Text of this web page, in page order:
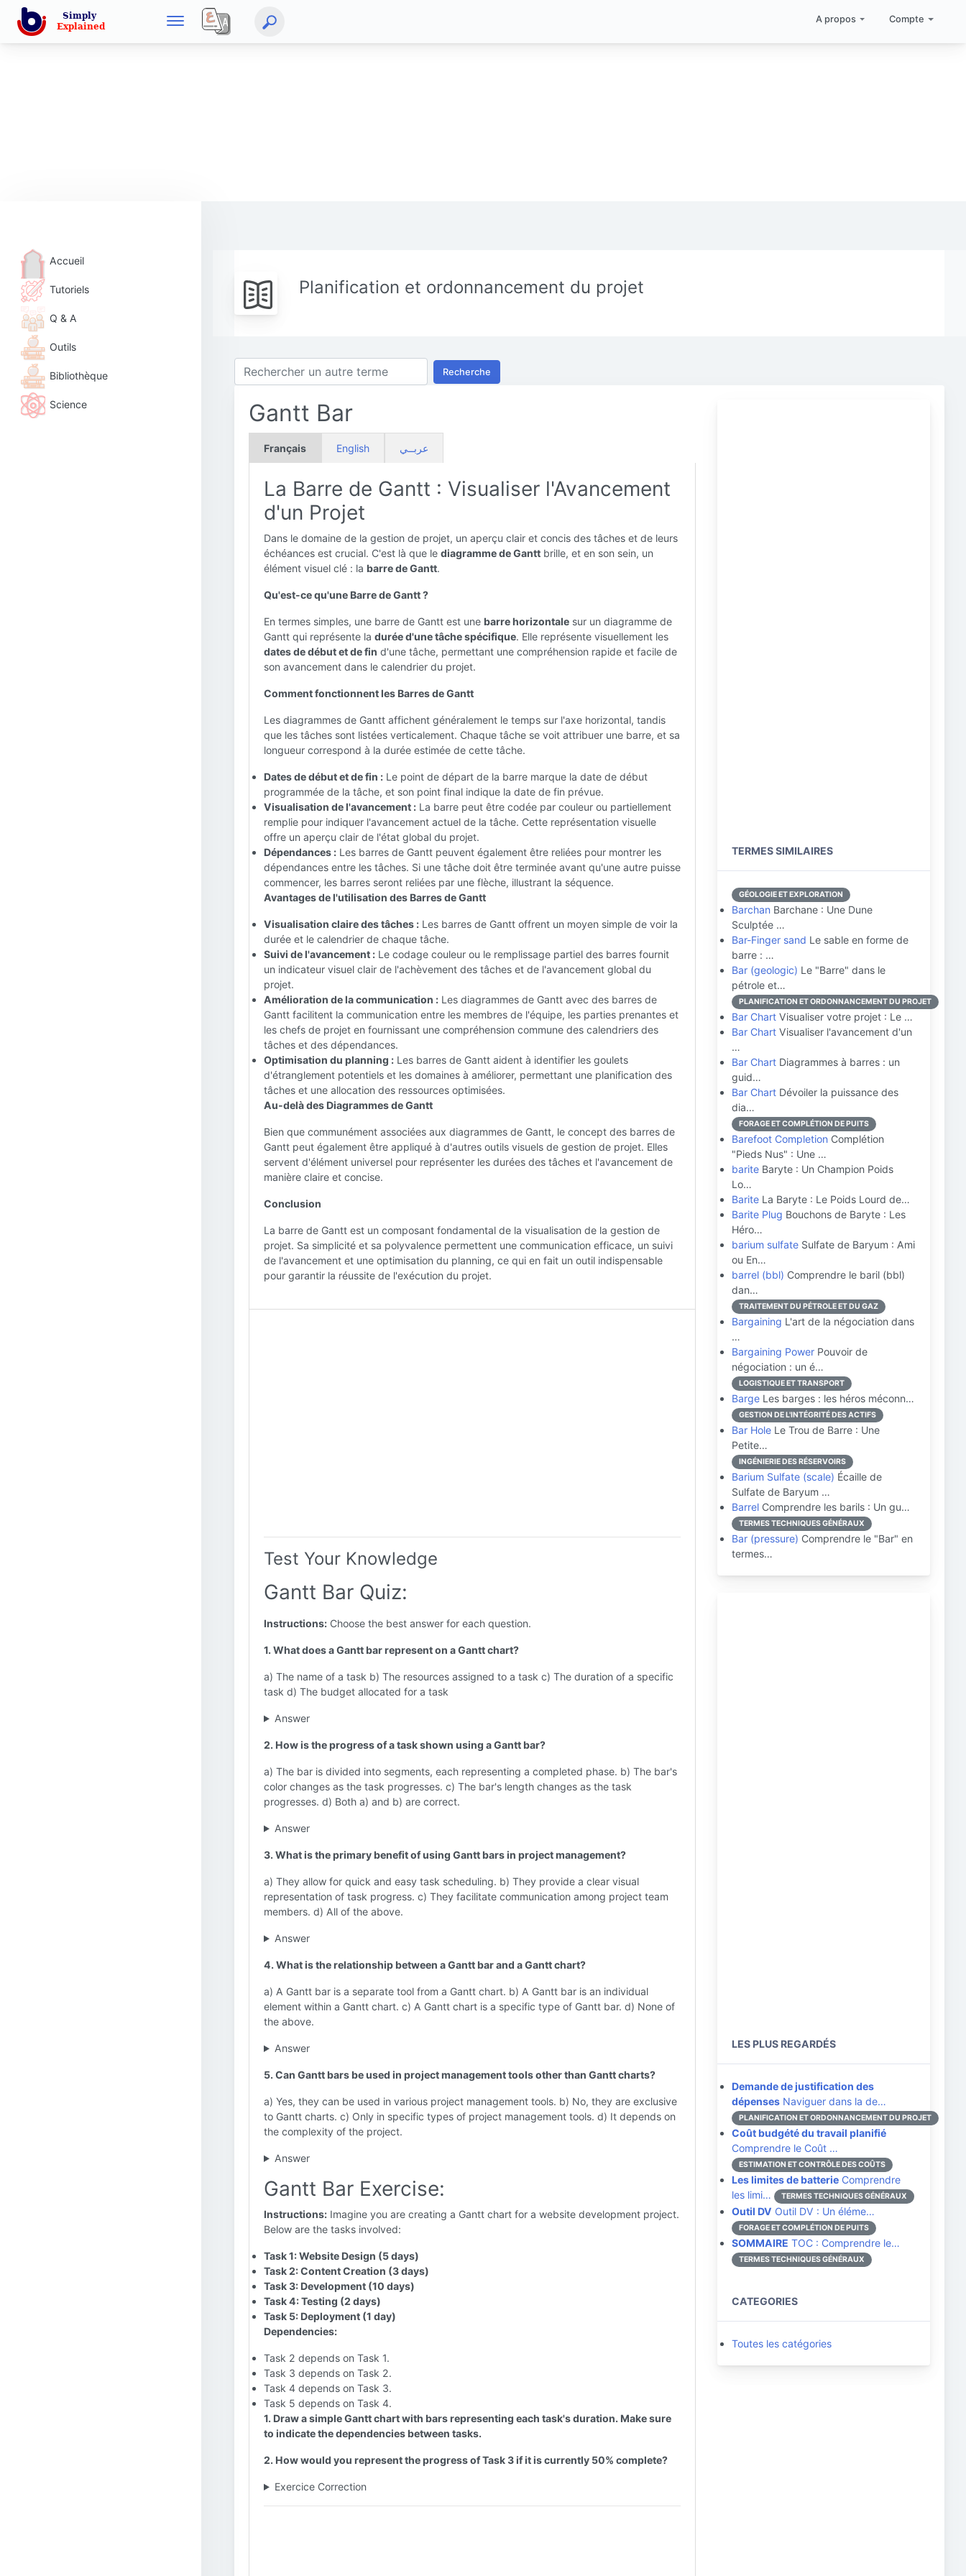
A propos Compte
Accueil
Tutoriels
Q & A
Outils
Bibliothèque
Science
Planification et ordonnancement du projet
Recherche
Gantt Bar
Français English عربــي
La Barre de Gantt : Visualiser l'Avancement
d'un Projet
Dans le domaine de la gestion de projet, un aperçu clair et concis des tâches et de leurs
échéances est crucial. C'est là que le diagramme de Gantt brille, et en son sein, un
élément visuel clé : la barre de Gantt.
Qu'est-ce qu'une Barre de Gantt ?
En termes simples, une barre de Gantt est une barre horizontale sur un diagramme de
Gantt qui représente la durée d'une tâche spécifique. Elle représente visuellement les
dates de début et de fin d'une tâche, permettant une compréhension rapide et facile de
son avancement dans le calendrier du projet.
Comment fonctionnent les Barres de Gantt
Les diagrammes de Gantt affichent généralement le temps sur l'axe horizontal, tandis
que les tâches sont listées verticalement. Chaque tâche se voit attribuer une barre, et sa
longueur correspond à la durée estimée de cette tâche.
Dates de début et de fin : Le point de départ de la barre marque la date de début
programmée de la tâche, et son point final indique la date de fin prévue.
Visualisation de l'avancement : La barre peut être codée par couleur ou partiellement
remplie pour indiquer l'avancement actuel de la tâche. Cette représentation visuelle
offre un aperçu clair de l'état global du projet.
Dépendances : Les barres de Gantt peuvent également être reliées pour montrer les
dépendances entre les tâches. Si une tâche doit être terminée avant qu'une autre puisse
commencer, les barres seront reliées par une flèche, illustrant la séquence.
Avantages de l'utilisation des Barres de Gantt
Visualisation claire des tâches : Les barres de Gantt offrent un moyen simple de voir la
durée et le calendrier de chaque tâche.
Suivi de l'avancement : Le codage couleur ou le remplissage partiel des barres fournit
un indicateur visuel clair de l'achèvement des tâches et de l'avancement global du
projet.
Amélioration de la communication : Les diagrammes de Gantt avec des barres de
Gantt facilitent la communication entre les membres de l'équipe, les parties prenantes et
les chefs de projet en fournissant une compréhension commune des calendriers des
tâches et des dépendances.
Optimisation du planning : Les barres de Gantt aident à identifier les goulets
d'étranglement potentiels et les domaines à améliorer, permettant une planification des
tâches et une allocation des ressources optimisées.
Au-delà des Diagrammes de Gantt
Bien que communément associées aux diagrammes de Gantt, le concept des barres de
Gantt peut également être appliqué à d'autres outils visuels de gestion de projet. Elles
servent d'élément universel pour représenter les durées des tâches et l'avancement de
manière claire et concise.
Conclusion
La barre de Gantt est un composant fondamental de la visualisation de la gestion de
projet. Sa simplicité et sa polyvalence permettent une communication efficace, un suivi
de l'avancement et une optimisation du planning, ce qui en fait un outil indispensable
pour garantir la réussite de l'exécution du projet.
Test Your Knowledge
Gantt Bar Quiz:
Instructions: Choose the best answer for each question.
1. What does a Gantt bar represent on a Gantt chart?
a) The name of a task b) The resources assigned to a task c) The duration of a specific
task d) The budget allocated for a task
Answer
2. How is the progress of a task shown using a Gantt bar?
a) The bar is divided into segments, each representing a completed phase. b) The bar's
color changes as the task progresses. c) The bar's length changes as the task
progresses. d) Both a) and b) are correct.
Answer
3. What is the primary benefit of using Gantt bars in project management?
a) They allow for quick and easy task scheduling. b) They provide a clear visual
representation of task progress. c) They facilitate communication among project team
members. d) All of the above.
Answer
4. What is the relationship between a Gantt bar and a Gantt chart?
a) A Gantt bar is a separate tool from a Gantt chart. b) A Gantt bar is an individual
element within a Gantt chart. c) A Gantt chart is a specific type of Gantt bar. d) None of
the above.
Answer
5. Can Gantt bars be used in project management tools other than Gantt charts?
a) Yes, they can be used in various project management tools. b) No, they are exclusive
to Gantt charts. c) Only in specific types of project management tools. d) It depends on
the complexity of the project.
Answer
Gantt Bar Exercise:
Instructions: Imagine you are creating a Gantt chart for a website development project.
Below are the tasks involved:
Task 1: Website Design (5 days)
Task 2: Content Creation (3 days)
Task 3: Development (10 days)
Task 4: Testing (2 days)
Task 5: Deployment (1 day)
Dependencies:
Task 2 depends on Task 1.
Task 3 depends on Task 2.
Task 4 depends on Task 3.
Task 5 depends on Task 4.
1. Draw a simple Gantt chart with bars representing each task's duration. Make sure
to indicate the dependencies between tasks.
2. How would you represent the progress of Task 3 if it is currently 50% complete?
Exercice Correction
TERMES SIMILAIRES
GÉOLOGIE ET EXPLORATION
Barchan Barchane : Une Dune
Sculptée …
Bar-Finger sand Le sable en forme de
barre : …
Bar (geologic) Le "Barre" dans le
pétrole et…
PLANIFICATION ET ORDONNANCEMENT DU PROJET
Bar Chart Visualiser votre projet : Le …
Bar Chart Visualiser l'avancement d'un
…
Bar Chart Diagrammes à barres : un
guid…
Bar Chart Dévoiler la puissance des
dia…
FORAGE ET COMPLÉTION DE PUITS
Barefoot Completion Complétion
"Pieds Nus" : Une …
barite Baryte : Un Champion Poids
Lo…
Barite La Baryte : Le Poids Lourd de…
Barite Plug Bouchons de Baryte : Les
Héro…
barium sulfate Sulfate de Baryum : Ami
ou En…
barrel (bbl) Comprendre le baril (bbl)
dan…
TRAITEMENT DU PÉTROLE ET DU GAZ
Bargaining L'art de la négociation dans
…
Bargaining Power Pouvoir de
négociation : un é…
LOGISTIQUE ET TRANSPORT
Barge Les barges : les héros méconn…
GESTION DE L'INTÉGRITÉ DES ACTIFS
Bar Hole Le Trou de Barre : Une
Petite…
INGÉNIERIE DES RÉSERVOIRS
Barium Sulfate (scale) Écaille de
Sulfate de Baryum …
Barrel Comprendre les barils : Un gu…
TERMES TECHNIQUES GÉNÉRAUX
Bar (pressure) Comprendre le "Bar" en
termes…
LES PLUS REGARDÉS
Demande de justification des
dépenses Naviguer dans la de…
PLANIFICATION ET ORDONNANCEMENT DU PROJET
Coût budgété du travail planifié
Comprendre le Coût …
ESTIMATION ET CONTRÔLE DES COÛTS
Les limites de batterie Comprendre
les limi…
TERMES TECHNIQUES GÉNÉRAUX
Outil DV Outil DV : Un éléme…
FORAGE ET COMPLÉTION DE PUITS
SOMMAIRE TOC : Comprendre le…
TERMES TECHNIQUES GÉNÉRAUX
CATEGORIES
Toutes les catégories